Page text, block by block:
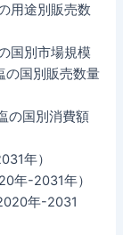
用途別販売数
国別市場規模
の国別販売数量
の国別消費額
年）
年-2031年）
年-2031